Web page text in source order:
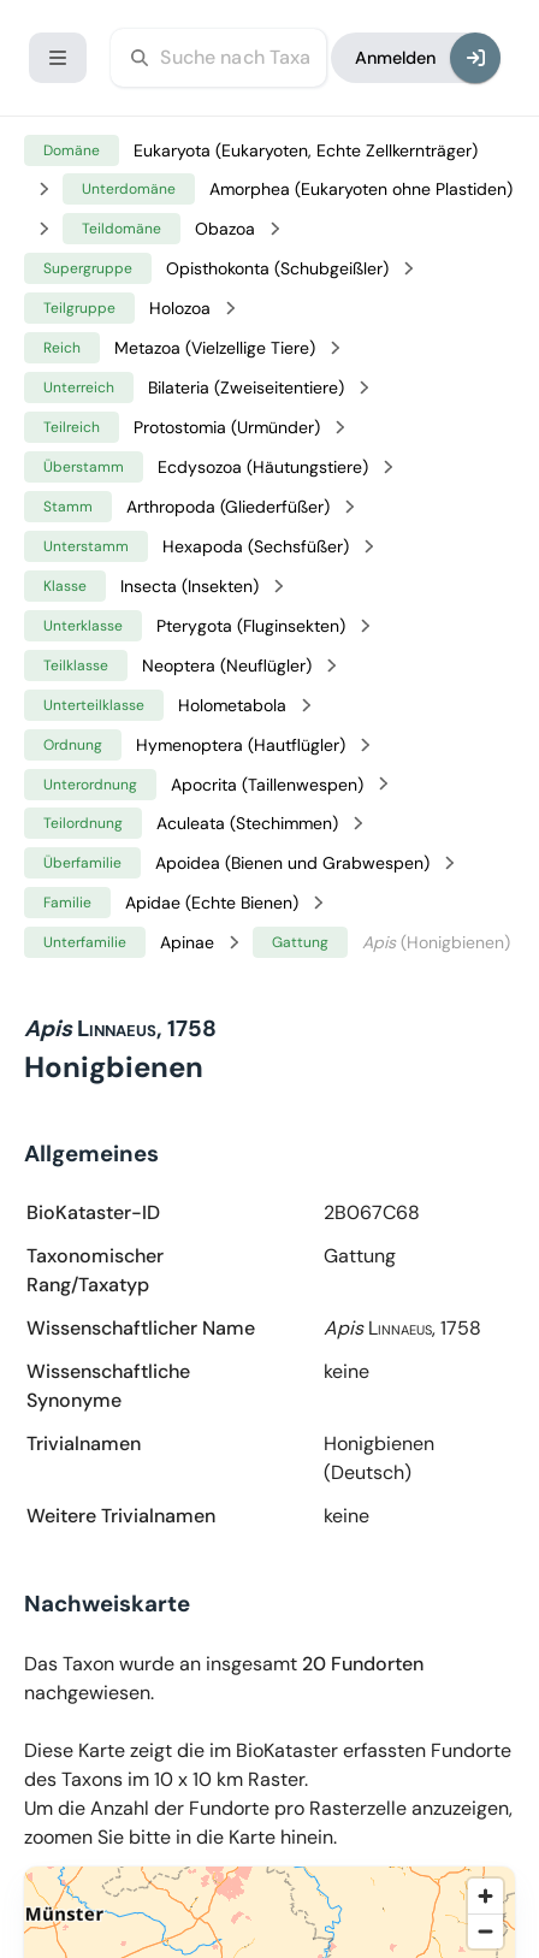
Anmelden
Domäne Eukaryota (Eukaryoten, Echte Zellkernträger)
Unterdomäne Amorphea (Eukaryoten ohne Plastiden)
Teildomäne Obazoa
Supergruppe Opisthokonta (Schubgeißler)
Teilgruppe Holozoa
Reich Metazoa (Vielzellige Tiere)
Unterreich Bilateria (Zweiseitentiere)
Teilreich Protostomia (Urmünder)
Überstamm Ecdysozoa (Häutungstiere)
Stamm Arthropoda (Gliederfüßer)
Unterstamm Hexapoda (Sechsfüßer)
Klasse Insecta (Insekten)
Unterklasse Pterygota (Fluginsekten)
Teilklasse Neoptera (Neuflügler)
Unterteilklasse Holometabola
Ordnung Hymenoptera (Hautflügler)
Unterordnung Apocrita (Taillenwespen)
Teilordnung Aculeata (Stechimmen)
Überfamilie Apoidea (Bienen und Grabwespen)
Familie Apidae (Echte Bienen)
Unterfamilie Apinae Gattung Apis(Honigbienen)
Apis Linnaeus, 1758
Honigbienen
Allgemeines
BioKataster-ID
2B067C68
Taxonomischer
Rang/Taxatyp
Gattung
Wissenschaftlicher Name Apis Linnaeus, 1758
Wissenschaftliche
Synonyme
keine
Trivialnamen
Honigbienen
(Deutsch)
Weitere Trivialnamen
keine
Nachweiskarte
Das Taxon wurde an insgesamt 20 Fundorten
nachgewiesen.
Diese Karte zeigt die im BioKataster erfassten Fundorte
des Taxons im 10 x 10 km Raster.
Um die Anzahl der Fundorte pro Rasterzelle anzuzeigen,
zoomen Sie bitte in die Karte hinein.
© OpenMapTiles ,OpenStreetMap ,34u GmbH